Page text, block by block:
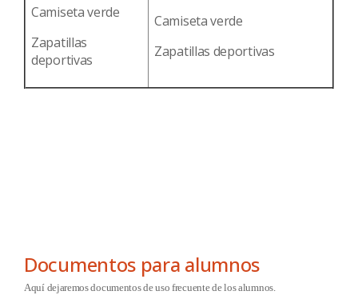
Camiseta verde
Zapatillas
deportivas
Camiseta verde
Zapatillas deportivas
Documentos para alumnos
Aquí dejaremos documentos de uso frecuente de los alumnos.